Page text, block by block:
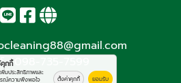
:
คุกกี้
พิ่มประสิทธิภาพและ
ณ์ความพึงพอใจ
ตั้งค่าคุกกี้ ยอมรับ